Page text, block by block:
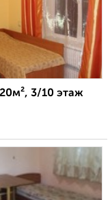
3/10 этаж